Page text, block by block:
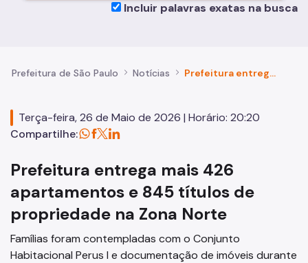
Incluir palavras exatas na busca
Prefeitura de São Paulo Notícias Prefeitura entrega mais 426 apartamentos e 845 títulos de propriedade na Zona Norte
Terça-feira, 26 de Maio de 2026 | Horário: 20:20
Compartilhe:
Prefeitura entrega mais 426
apartamentos e 845 títulos de
propriedade na Zona Norte
Famílias foram contempladas com o Conjunto
Habitacional Perus I e documentação de imóveis durante